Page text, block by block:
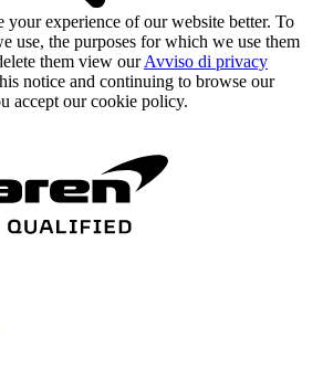
your experience of our website better. To
use, the purposes for which we use them
them view ourAvviso di privacy
notice and continuing to browse our
accept our cookie policy.